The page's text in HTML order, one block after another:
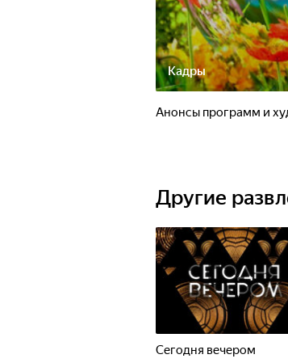
Кадры
Анонсы программ и
Другие
Сегодня вечером